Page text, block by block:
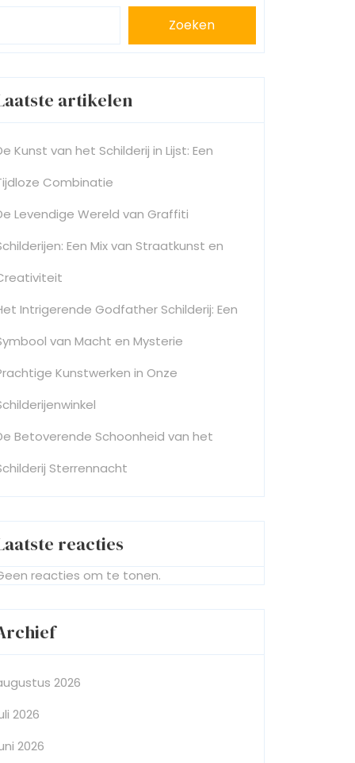
Zoeken
artikelen
Kunst van het Schilderij in Lijst: Een
Combinatie
Levendige Wereld van Graffiti
Een Mix van Straatkunst en
Intrigerende Godfather Schilderij: Een
van Macht en Mysterie
Kunstwerken in Onze
Betoverende Schoonheid van het
Sterrennacht
reacties
reacties om te tonen.
2026
2026
2026